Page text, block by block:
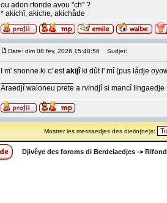
ou adon rfonde avou "ch" ?
* akichî, akiche, akichåde
Date: dim 08 fev, 2026 15:48:56 Sudjet:
I m' shonne ki c' estakijîki dût l' mî (pus lådje
Araedjî waloneu prete a rvindjî si mancî lingaedje
Mostrer les messaedjes des dierin(ne)s:
Djivêye des foroms di Berdelaedjes ->